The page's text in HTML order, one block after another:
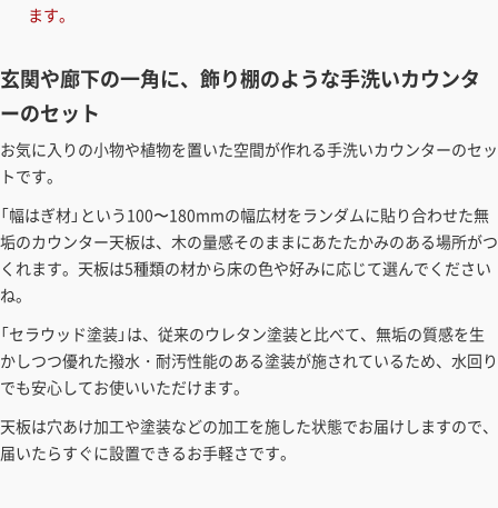
カートでのお見積り機能
「この商品を選ぶ」からご希望の商品をカートに入れていただき、お届
け先種別・都道府県を選択すると、送料を含んだ合計金額を確認する
ことができます。お見積り書の出力も可能です。
ます。
玄関や廊下の一角に、飾り棚のような手洗いカウンタ
ーのセット
お気に入りの小物や植物を置いた空間が作れる手洗いカウンターのセッ
トです。
「幅はぎ材」という100〜180mmの幅広材をランダムに貼り合わせた無
垢のカウンター天板は、木の量感そのままにあたたかみのある場所がつ
くれます。天板は5種類の材から床の色や好みに応じて選んでください
ね。
「セラウッド塗装」は、従来のウレタン塗装と比べて、無垢の質感を生
かしつつ優れた撥水・耐汚性能のある塗装が施されているため、水回り
でも安心してお使いいただけます。
天板は穴あけ加工や塗装などの加工を施した状態でお届けしますので、
届いたらすぐに設置できるお手軽さです。